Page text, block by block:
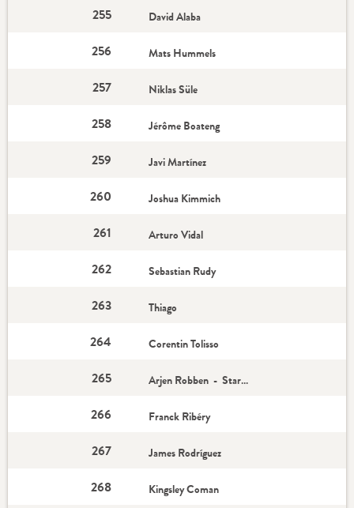
255 David Alaba
256 Mats Hummels
257 Niklas Süle
258 Jérôme Boateng
259 Javi Martínez
260 Joshua Kimmich
261 Arturo Vidal
262 Sebastian Rudy
263 Thiago
264 Corentin Tolisso
265 Arjen Robben - Star-Spieler
266 Franck Ribéry
267 James Rodríguez
268 Kingsley Coman